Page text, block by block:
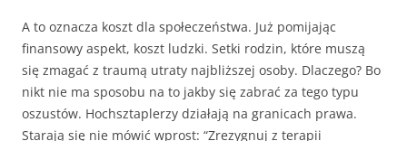
A to oznacza koszt dla społeczeństwa. Już pomijając
finansowy aspekt, koszt ludzki. Setki rodzin, które muszą
się zmagać z traumą utraty najbliższej osoby. Dlaczego? Bo
nikt nie ma sposobu na to jakby się zabrać za tego typu
oszustów. Hochsztaplerzy działają na granicach prawa.
Starają się nie mówić wprost: “Zrezygnuj z terapii